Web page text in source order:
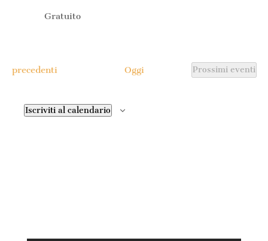
Gratuito
Eventi
precedenti Oggi Prossimi eventi
Iscriviti al calendario